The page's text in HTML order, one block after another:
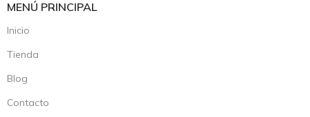
MENÚ PRINCIPAL
Inicio
Tienda
Blog
Contacto